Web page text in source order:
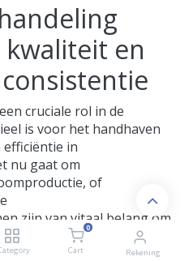
0
Cart Rekening
en
cruciale rol in de
is voor het handhaven
in
nu gaat om
of
zijn van vitaal belang om
levensduur van
te voldoen aan de strenge